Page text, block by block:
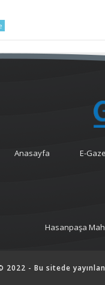
Anasayfa E-
Hasanpaşa
- Bu sitede